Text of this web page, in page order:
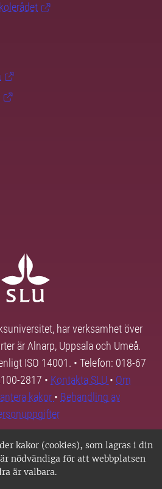
kakor (cookies), som lagras i din
nödvändiga för att webbplatsen
är valbara.
har verksamhet över
är Alnarp, Uppsala och Umeå.
ISO 14001. • Telefon: 018-67
2817 • Kontakta SLU • Om
kakor • Behandling av